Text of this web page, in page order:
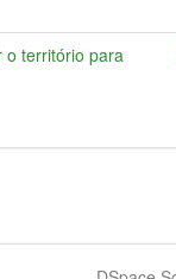
o território para